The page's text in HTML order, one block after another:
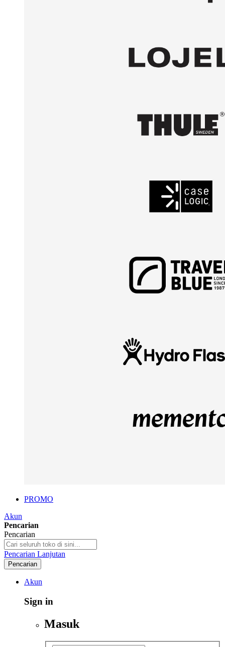
PROMO
Akun
Pencarian
Pencarian
Pencarian Lanjutan
Pencarian
Akun
Sign in
Masuk